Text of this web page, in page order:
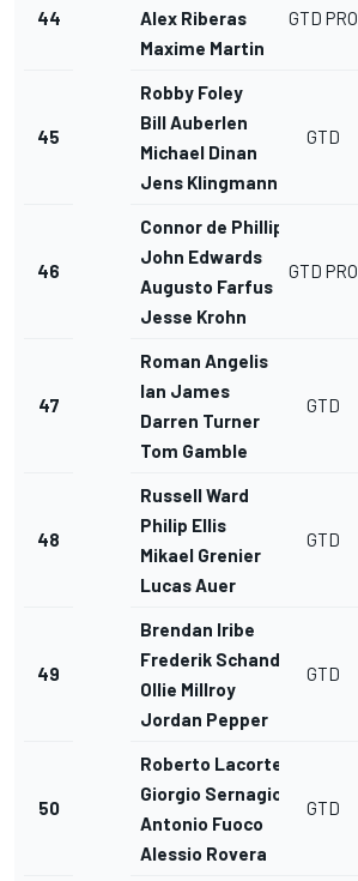
44
Alex Riberas
Maxime Martin
GTD PRO
45
Robby Foley
Bill Auberlen
Michael Dinan
Jens Klingmann
GTD
46
Connor de Phillippi
John Edwards
Augusto Farfus
Jesse Krohn
GTD PRO
47
Roman Angelis
Ian James
Darren Turner
Tom Gamble
GTD
48
Russell Ward
Philip Ellis
Mikael Grenier
Lucas Auer
GTD
49
Brendan Iribe
Frederik Schandorff
Ollie Millroy
Jordan Pepper
GTD
50
Roberto Lacorte
Giorgio Sernagiotto
Antonio Fuoco
Alessio Rovera
GTD